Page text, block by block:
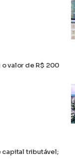
valor de R$ 200
capital tributável​;